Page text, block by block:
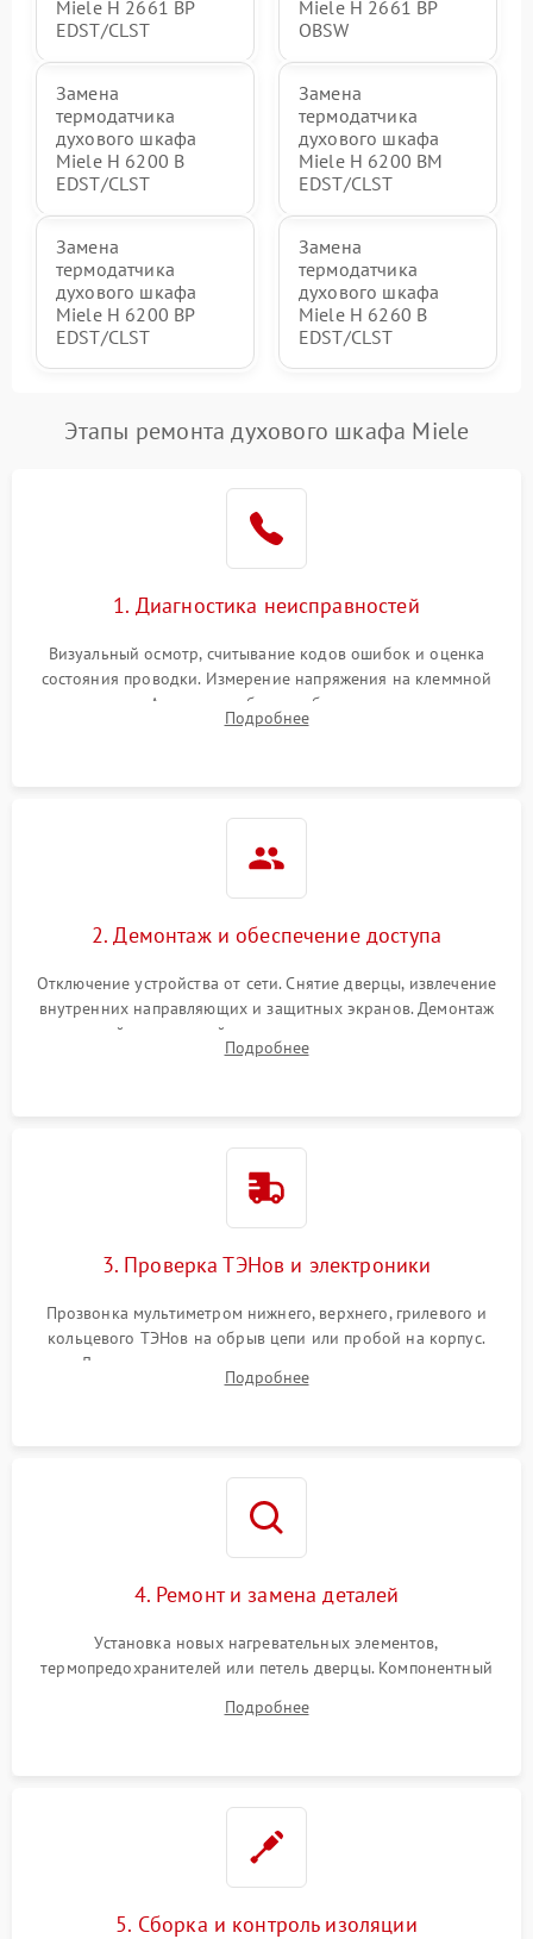
Miele H 2661 BP
EDST/CLST
Miele H 2661 BP
OBSW
Замена
термодатчика
духового шкафа
Miele H 6200 B
EDST/CLST
Замена
термодатчика
духового шкафа
Miele H 6200 BM
EDST/CLST
Замена
термодатчика
духового шкафа
Miele H 6200 BP
EDST/CLST
Замена
термодатчика
духового шкафа
Miele H 6260 B
EDST/CLST
Этапы ремонта духового шкафа Miele
1. Диагностика неисправностей
Визуальный осмотр, считывание кодов ошибок и оценка
состояния проводки. Измерение напряжения на клеммной
колодке. Анализ жалоб на проблемы с нагревом,
конвекцией, панелью управления или блокировкой дверцы.
Подробнее
2. Демонтаж и обеспечение доступа
Отключение устройства от сети. Снятие дверцы, извлечение
внутренних направляющих и защитных экранов. Демонтаж
задней или верхней панели для прямого доступа к
нагревательным элементам, плате и вентиляторам.
Подробнее
3. Проверка ТЭНов и электроники
Прозвонка мультиметром нижнего, верхнего, грилевого и
кольцевого ТЭНов на обрыв цепи или пробой на корпус.
Диагностика термостата, датчиков температуры,
переключателя режимов и мотора конвекции.
Подробнее
4. Ремонт и замена деталей
Установка новых нагревательных элементов,
термопредохранителей или петель дверцы. Компонентный
выгоревших реле, восстановление контактов и замена
Подробнее
5. Сборка и контроль изоляции